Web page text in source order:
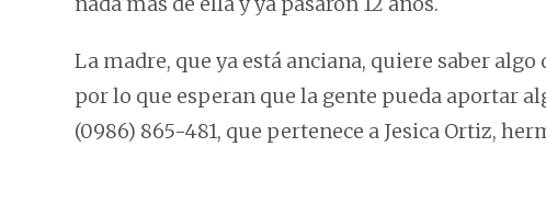
La madre, que ya está anciana, quiere saber
por lo que esperan que la gente pueda aportar
(0986) 865-481, que pertenece a Jesica Ortiz,